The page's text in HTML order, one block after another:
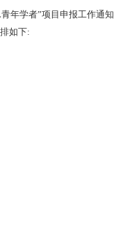
青年学者”项目申报工作通知
如下: